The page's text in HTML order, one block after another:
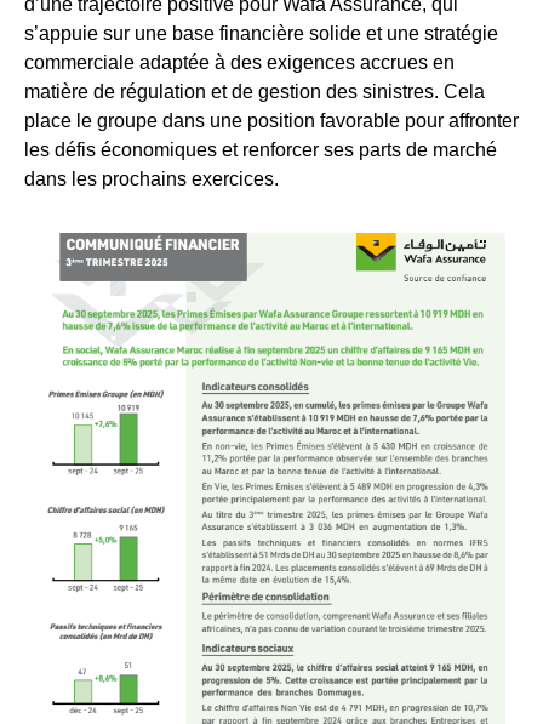
s’appuie sur une base financière solide et une stratégie
commerciale adaptée à des exigences accrues en
matière de régulation et de gestion des sinistres. Cela
place le groupe dans une position favorable pour affronter
les défis économiques et renforcer ses parts de marché
dans les prochains exercices.